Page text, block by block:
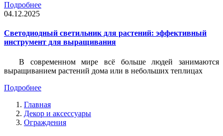
Подробнее
04.12.2025
Светодиодный светильник для растений: эффективный
инструмент для выращивания
В современном мире всё больше людей занимаются
выращиванием растений дома или в небольших теплицах
Подробнее
Главная
Декор и аксессуары
Ограждения